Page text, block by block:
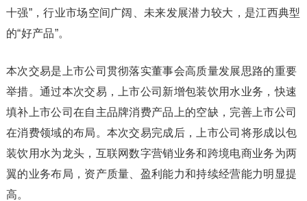
十强”，行业市场空间广阔、未来发展潜力较大，是江西典型
的“好产品”。
本次交易是上市公司贯彻落实董事会高质量发展思路的重要
举措。通过本次交易，上市公司新增包装饮用水业务，快速
填补上市公司在自主品牌消费产品上的空缺，完善上市公司
在消费领域的布局。本次交易完成后，上市公司将形成以包
装饮用水为龙头，互联网数字营销业务和跨境电商业务为两
翼的业务布局，资产质量、盈利能力和持续经营能力明显提
高。